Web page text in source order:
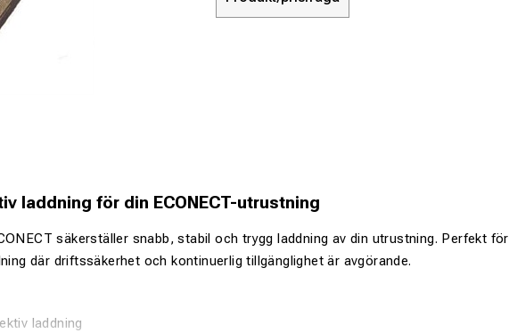
laddning för din ECONECT-utrustning
säkerställer snabb, stabil och trygg laddning av din utrustning. Perfekt för
där driftssäkerhet och kontinuerlig tillgänglighet är avgörande.
laddning